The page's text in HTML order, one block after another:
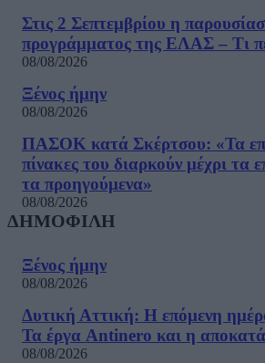
Στις 2 Σεπτεμβρίου η
προγράμματος της ΕΛΑΣ – Τι
08/08/2026
Ξένος ήμην
08/08/2026
ΠΑΣΟΚ κατά Σκέρτσου: «Τα
πίνακες του διαρκούν μέχρι τα
τα προηγούμενα»
08/08/2026
ΔΗΜΟΦΙΛΗ
Ξένος ήμην
08/08/2026
Δυτική Αττική: Η επόμενη
Τα έργα Antinero και η
08/08/2026